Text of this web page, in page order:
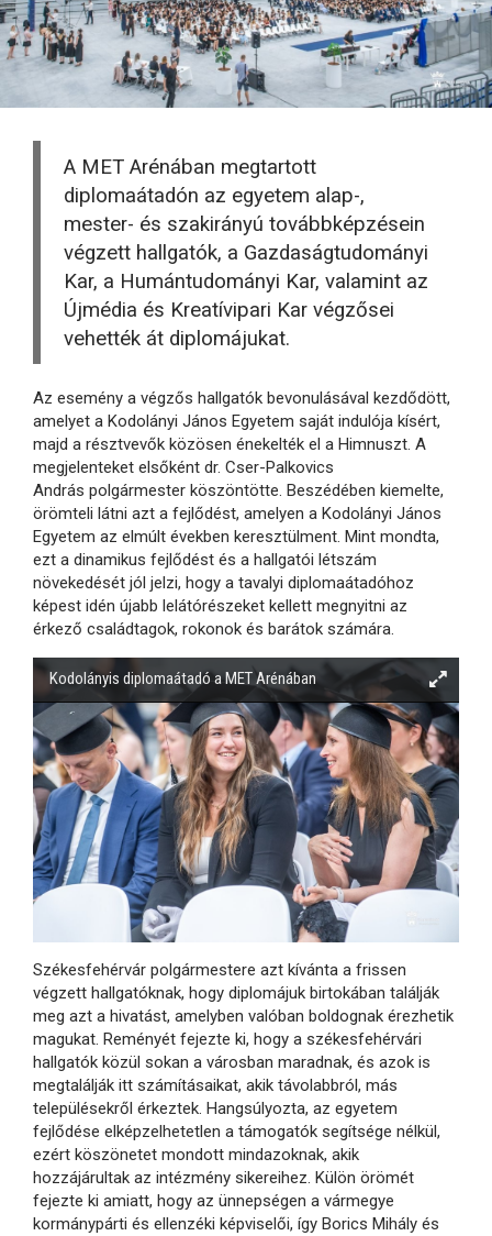
A MET Arénában megtartott
diplomaátadón az egyetem alap-,
mester- és szakirányú továbbképzésein
végzett hallgatók, a Gazdaságtudományi
Kar, a Humántudományi Kar, valamint az
Újmédia és Kreatívipari Kar végzősei
vehették át diplomájukat.
Az esemény a végzős hallgatók bevonulásával kezdődött,
amelyet a Kodolányi János Egyetem saját indulója kísért,
majd a résztvevők közösen énekelték el a Himnuszt. A
megjelenteket elsőként dr. Cser-Palkovics
András polgármester köszöntötte. Beszédében kiemelte,
örömteli látni azt a fejlődést, amelyen a Kodolányi János
Egyetem az elmúlt években keresztülment. Mint mondta,
ezt a dinamikus fejlődést és a hallgatói létszám
növekedését jól jelzi, hogy a tavalyi diplomaátadóhoz
képest idén újabb lelátórészeket kellett megnyitni az
érkező családtagok, rokonok és barátok számára.
Kodolányis diplomaátadó a MET Arénában
Székesfehérvár polgármestere azt kívánta a frissen
végzett hallgatóknak, hogy diplomájuk birtokában találják
meg azt a hivatást, amelyben valóban boldognak érezhetik
magukat. Reményét fejezte ki, hogy a székesfehérvári
hallgatók közül sokan a városban maradnak, és azok is
megtalálják itt számításaikat, akik távolabbról, más
településekről érkeztek. Hangsúlyozta, az egyetem
fejlődése elképzelhetetlen a támogatók segítsége nélkül,
ezért köszönetet mondott mindazoknak, akik
hozzájárultak az intézmény sikereihez. Külön örömét
fejezte ki amiatt, hogy az ünnepségen a vármegye
kormánypárti és ellenzéki képviselői, így Borics Mihály és